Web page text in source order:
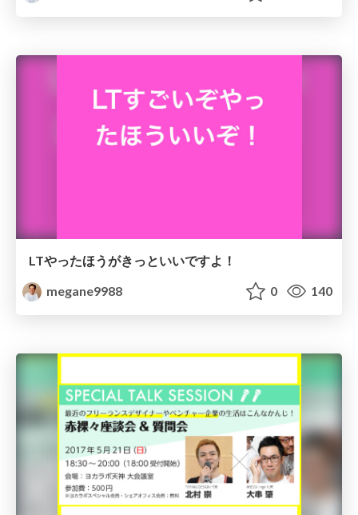
LTやったほうがきっといいですよ！
megane9988
0 140